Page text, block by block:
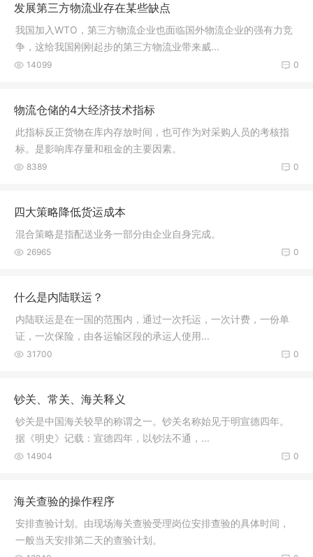
发展第三方物流业存在某些缺点
我国加入WTO，第三方物流企业也面临国外物流企业的强有力竞
争，这给我国刚刚起步的第三方物流业带来威...
0
14099
物流仓储的4大经济技术指标
此指标反正货物在库内存放时间，也可作为对采购人员的考核指
标。是影响库存量和租金的主要因素。
0
8389
四大策略降低货运成本
混合策略是指配送业务一部分由企业自身完成。
0
26965
什么是内陆联运？
内陆联运是在一国的范围内，通过一次托运，一次计费，一份单
证，一次保险，由各运输区段的承运人使用...
0
31700
钞关、常关、海关释义
钞关是中国海关较早的称谓之一。钞关名称始见于明宣德四年。
据《明史》记载：宣德四年，以钞法不通，...
0
14904
海关查验的操作程序
安排查验计划。由现场海关查验受理岗位安排查验的具体时间，
一般当天安排第二天的查验计划。